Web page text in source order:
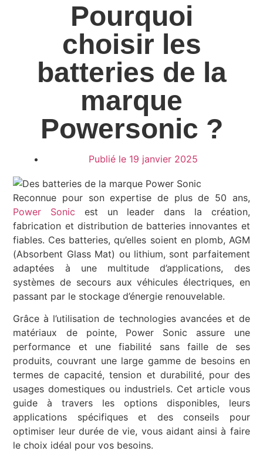
Pourquoi
choisir les
batteries de la
marque
Powersonic ?
Publié le 19 janvier 2025
Reconnue pour son expertise de plus de 50 ans,
Power Sonic est un leader dans la création,
fabrication et distribution de batteries innovantes et
fiables. Ces batteries, qu’elles soient en plomb, AGM
(Absorbent Glass Mat) ou lithium, sont parfaitement
adaptées à une multitude d’applications, des
systèmes de secours aux véhicules électriques, en
passant par le stockage d’énergie renouvelable.
Grâce à l’utilisation de technologies avancées et de
matériaux de pointe, Power Sonic assure une
performance et une fiabilité sans faille de ses
produits, couvrant une large gamme de besoins en
termes de capacité, tension et durabilité, pour des
usages domestiques ou industriels. Cet article vous
guide à travers les options disponibles, leurs
applications spécifiques et des conseils pour
optimiser leur durée de vie, vous aidant ainsi à faire
le choix idéal pour vos besoins.